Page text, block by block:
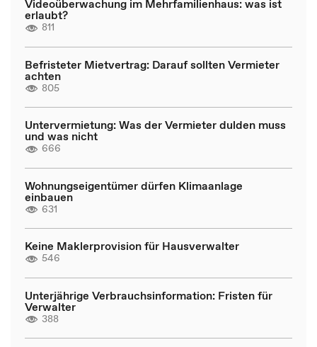
Videoüberwachung im Mehrfamilienhaus: was ist
erlaubt?
811
Befristeter Mietvertrag: Darauf sollten Vermieter
achten
805
Untervermietung: Was der Vermieter dulden muss
und was nicht
666
Wohnungseigentümer dürfen Klimaanlage
einbauen
631
Keine Maklerprovision für Hausverwalter
546
Unterjährige Verbrauchsinformation: Fristen für
Verwalter
388